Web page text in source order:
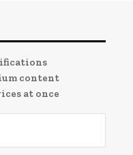
content
at once